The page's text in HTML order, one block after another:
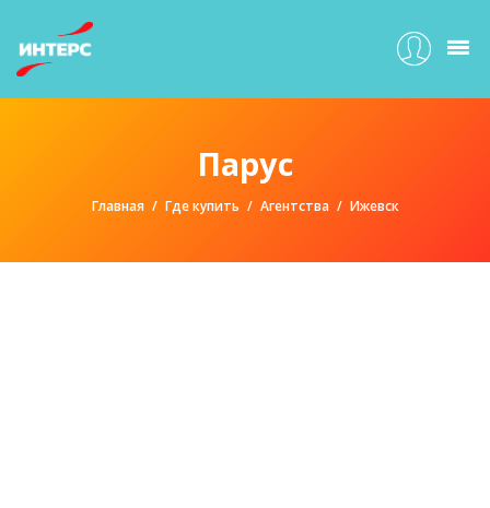
Парус
Главная Где купить Агентства Ижевск